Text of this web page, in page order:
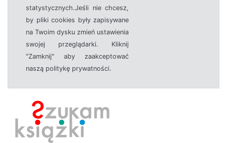
statystycznych.Jeśli nie chcesz,
by pliki cookies były zapisywane
na Twoim dysku zmień ustawienia
swojej przeglądarki. Kliknij
"Zamknij" aby zaakceptować
naszą politykę prywatności.